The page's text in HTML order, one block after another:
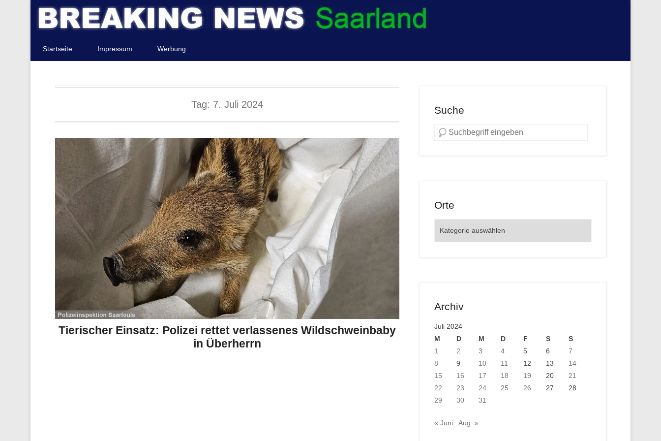
Startseite Impressum Werbung
Tag: 7. Juli 2024
Tierischer Einsatz: Polizei rettet verlassenes Wildschweinbaby
in Überherrn
Suche
Orte
Archiv
Juli 2024
M
D M D F S
S
1
2 3 4 5 6
7
8
9 10 11 12 13
14
15
16 17 18 19 20
21
22
23 24 25 26 27
28
29
30 31
« Juni Aug. »